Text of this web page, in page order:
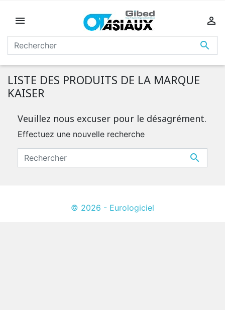



LISTE DES PRODUITS DE LA MARQUE
KAISER
Veuillez nous excuser pour le désagrément.
Effectuez une nouvelle recherche

© 2026 - Eurologiciel